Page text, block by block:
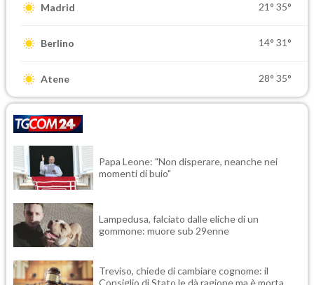
Madrid 21° 35°
Berlino 14° 31°
Atene 28° 35°
Papa Leone: "Non disperare, neanche nei
momenti di buio"
Lampedusa, falciato dalle eliche di un
gommone: muore sub 29enne
Treviso, chiede di cambiare cognome: il
Consiglio di Stato le dà ragione ma è morta